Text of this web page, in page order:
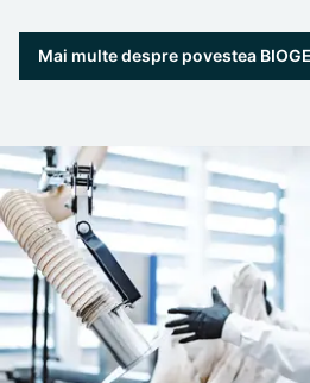
Mai multe despre povestea